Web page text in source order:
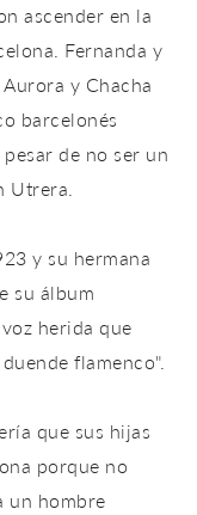
ascender en la
Fernanda y
y Chacha
barcelonés
de no ser un
Utrera.
y su hermana
su álbum
herida que
flamenco".
que sus hijas
porque no
un hombre